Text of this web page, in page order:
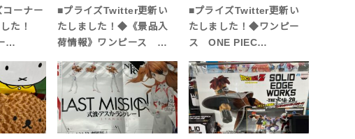
ーナー
た！
…
■プライズTwitter更新い
たしました！◆《景品入
荷情報》ワンピース …
■プライズTwitter更新い
たしました！◆ワンピー
ス ONE PIEC…